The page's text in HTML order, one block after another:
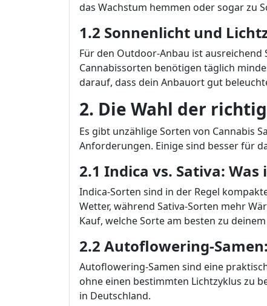
das Wachstum hemmen oder sogar zu
1.2 Sonnenlicht und
Für den Outdoor-Anbau ist
Cannabissorten benötigen täglich
darauf, dass dein Anbauort gut
2. Die Wahl der
Es gibt unzählige Sorten von Cannabis
Anforderungen. Einige sind besser für
2.1 Indica vs. Sativa:
Indica-Sorten sind in der Regel
Wetter, während Sativa-Sorten mehr
Kauf, welche Sorte am besten zu
2.2 Autoflowering-
Autoflowering-Samen sind eine
ohne einen bestimmten Lichtzyklus zu
in Deutschland.